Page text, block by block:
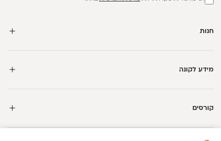
חנות
מידע לקונה
קורסים